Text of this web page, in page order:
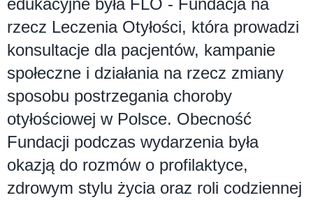
rzecz Leczenia Otyłości, która prowadzi
konsultacje dla pacjentów, kampanie
społeczne i działania na rzecz zmiany
sposobu postrzegania choroby
otyłościowej w Polsce. Obecność
Fundacji podczas wydarzenia była
okazją do rozmów o profilaktyce,
zdrowym stylu życia oraz roli codziennej